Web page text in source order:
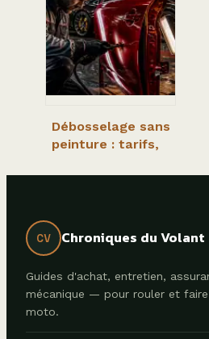
conseils pour
éviter les erreurs
de montage
Débosselage sans
peinture : tarifs,
et conseils pour
CV Chroniques du Volant
Guides d'achat, entretien,
mécanique — pour rouler et
moto.